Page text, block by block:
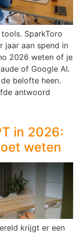
SparkToro
jaar aan spend in
2026 weten of je
of Google AI.
belofte heen.
antwoord
in 2026:
weten
krijgt er een